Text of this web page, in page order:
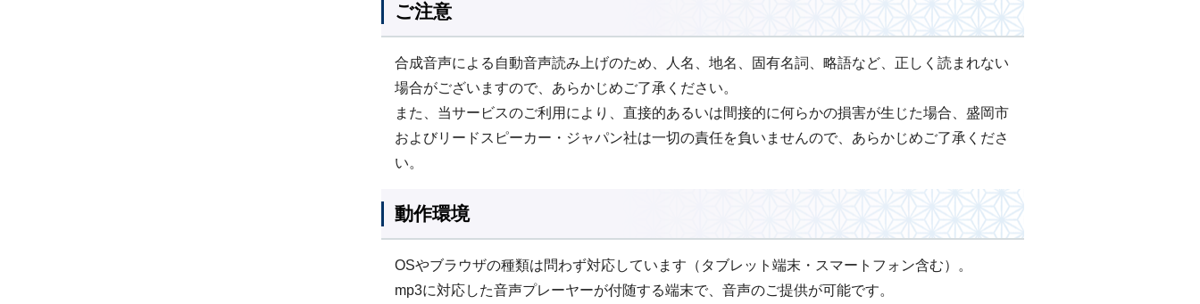
ご注意
合成音声による自動音声読み上げのため、人名、地名、固有名詞、略語など、正しく読まれない
場合がございますので、あらかじめご了承ください。
また、当サービスのご利用により、直接的あるいは間接的に何らかの損害が生じた場合、盛岡市
およびリードスピーカー・ジャパン社は一切の責任を負いませんので、あらかじめご了承くださ
い。
動作環境
OSやブラウザの種類は問わず対応しています（タブレット端末・スマートフォン含む）。
mp3に対応した音声プレーヤーが付随する端末で、音声のご提供が可能です。